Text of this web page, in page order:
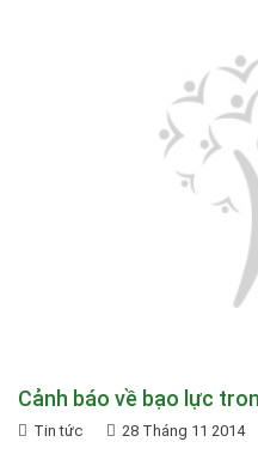
Cảnh báo về bạo lực
Tin tức 28 Tháng 11 2014